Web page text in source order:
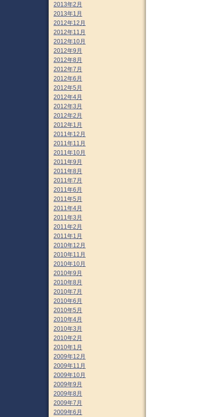
2013年2月
2013年1月
2012年12月
2012年11月
2012年10月
2012年9月
2012年8月
2012年7月
2012年6月
2012年5月
2012年4月
2012年3月
2012年2月
2012年1月
2011年12月
2011年11月
2011年10月
2011年9月
2011年8月
2011年7月
2011年6月
2011年5月
2011年4月
2011年3月
2011年2月
2011年1月
2010年12月
2010年11月
2010年10月
2010年9月
2010年8月
2010年7月
2010年6月
2010年5月
2010年4月
2010年3月
2010年2月
2010年1月
2009年12月
2009年11月
2009年10月
2009年9月
2009年8月
2009年7月
2009年6月